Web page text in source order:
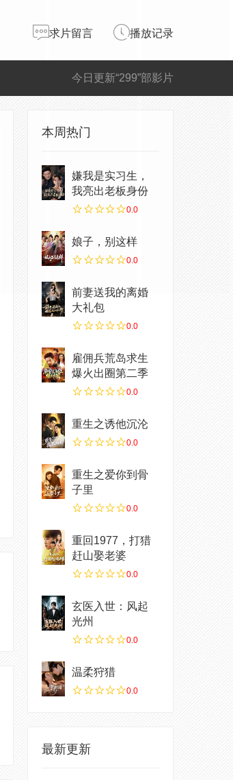
求片留言 播放记录
今日更新“299”部影片
本周热门
嫌我是实习生，
我亮出老板身份
0.0
娘子，别这样
0.0
前妻送我的离婚
大礼包
0.0
雇佣兵荒岛求生
爆火出圈第二季
0.0
重生之诱他沉沦
0.0
重生之爱你到骨
子里
0.0
重回1977，打猎
赶山娶老婆
0.0
玄医入世：风起
光州
0.0
温柔狩猎
0.0
最新更新